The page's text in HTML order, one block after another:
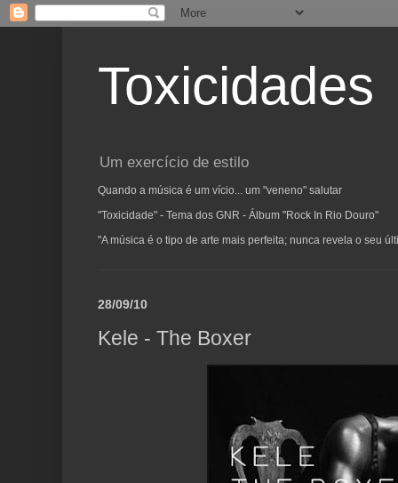
Toxicidades
Um exercício de estilo
Quando a música é um vício... um "veneno" salutar
"Toxicidade" - Tema dos GNR - Álbum "Rock In Rio Douro"
"A música é o tipo de arte mais perfeita; nunca revela o seu
28/09/10
Kele - The Boxer